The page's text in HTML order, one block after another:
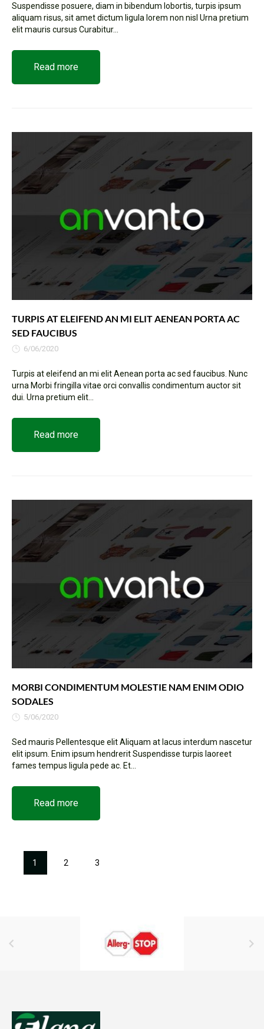
Suspendisse posuere, diam in bibendum lobortis, turpis ipsum
aliquam risus, sit amet dictum ligula lorem non nisl Urna pretium
elit mauris cursus Curabitur...
Read more
TURPIS AT ELEIFEND AN MI ELIT AENEAN PORTA AC
SED FAUCIBUS
6/06/2020
Turpis at eleifend an mi elit Aenean porta ac sed faucibus. Nunc
urna Morbi fringilla vitae orci convallis condimentum auctor sit
dui. Urna pretium elit...
Read more
MORBI CONDIMENTUM MOLESTIE NAM ENIM ODIO
SODALES
5/06/2020
Sed mauris Pellentesque elit Aliquam at lacus interdum nascetur
elit ipsum. Enim ipsum hendrerit Suspendisse turpis laoreet
fames tempus ligula pede ac. Et...
Read more
1 2 3
 